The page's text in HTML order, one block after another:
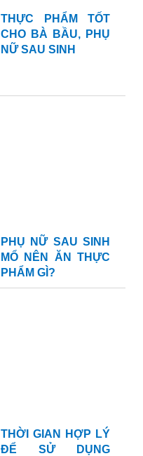
THỰC PHẨM TỐT
CHO BÀ BẦU, PHỤ
NỮ SAU SINH
PHỤ NỮ SAU SINH
MỔ NÊN ĂN THỰC
PHẨM GÌ?
THỜI GIAN HỢP LÝ
ĐỂ SỬ DỤNG